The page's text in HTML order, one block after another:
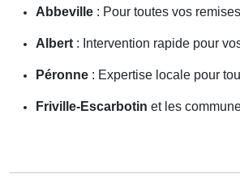
Abbeville : Pour toutes vos
Albert : Intervention rapide pour
Péronne : Expertise locale pour
Friville-Escarbotin et les